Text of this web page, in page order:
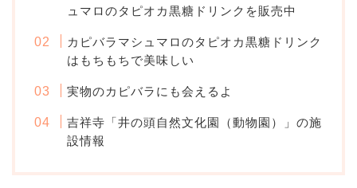
ュマロのタピオカ黒糖ドリンクを販売中
カピバラマシュマロのタピオカ黒糖ドリンク
はもちもちで美味しい
実物のカピバラにも会えるよ
吉祥寺「井の頭自然文化園（動物園）」の施
設情報